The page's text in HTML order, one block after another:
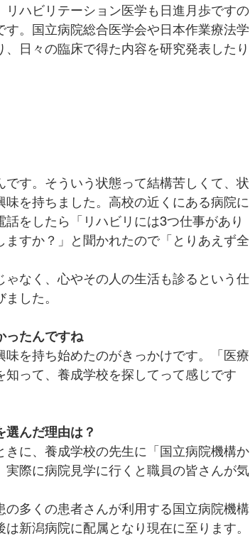
ハビリテーション医学も日進月歩ですの
。国立病院総合医学会や日本作業療法学
日々の臨床で得た内容を研究発表したり
す。そういう状態って結構苦しくて、状
を持ちました。高校の近くにある病院に
話をしたら「リハビリには3つ仕事があり
すか？ 」と聞かれたので「とりあえず全
なく、心やその人の生活も診るという仕
した。
ったんですね
を持ち始めたのがきっかけです。「医療
って、養成学校を探してって感じです
んだ理由は？
に、養成学校の先生に「国立病院機構か
際に病院見学に行くと職員の皆さんが気
多くの患者さんが利用する国立病院機構
新潟病院に配属となり現在に至ります。